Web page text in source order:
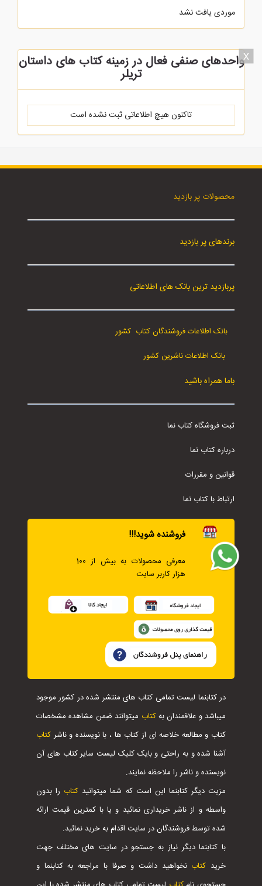
موردی یافت نشد
xواحدهای صنفی فعال در زمینه کتاب های داستان
تریلر
تاکنون هیچ اطلاعاتی ثبت نشده است
محصولات پر بازدید
برندهای پر بازدید
پربازدید ترین بانک های اطلاعاتی
بانک اطلاعات فروشندگان کتاب کشور
بانک اطلاعات ناشرین کشور
باما همراه باشید
ثبت فروشگاه کتاب نما
درباره کتاب نما
قوانین و مقررات
ارتباط با کتاب نما
فروشنده شوید!!!
معرفی محصولات به بیش از 100
هزار کاربر سایت
در کتابنما لیست تمامی کتاب های منتشر شده در کشور موجود
میباشد و علاقمندان بهکتاب میتوانند ضمن مشاهده مشخصات
کتاب و مطالعه خلاصه ای از کتاب ها ، با نویسنده و ناشر کتاب
آشنا شده و به راحتی و بایک کلیک لیست سایر کتاب های آن
نویسنده و ناشر را ملاحظه نمایند.
مزیت دیگر کتابنما این است که شما میتوانید کتاب را بدون
واسطه و از ناشر خریداری نمائید و یا با کمترین قیمت ارائه
شده توسط فروشندگان در سایت اقدام به خرید نمائید.
با کتابنما دیگر نیاز به جستجو در سایت های مختلف جهت
خرید کتابنخواهید داشت و صرفا با مراجعه به کتابنما و